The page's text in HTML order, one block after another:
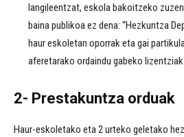
langileentzat, eskola bakoitzeko
baina publikoa ez dena: “Hezkuntza
haur eskoletan oporrak eta gai
aferetarako ordaindu gabeko
2- Prestakuntza orduak
Haur-eskoletako eta 2 urteko geletako